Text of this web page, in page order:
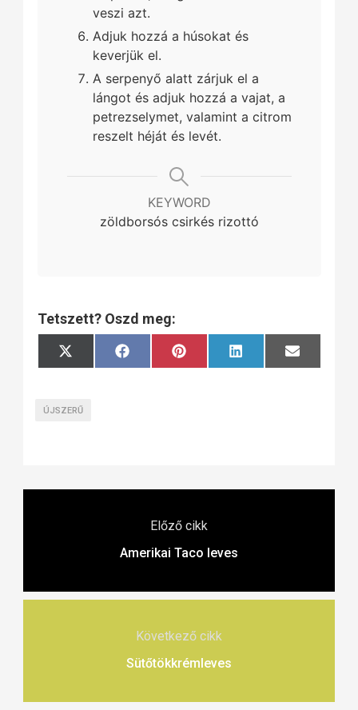
veszi azt.
Adjuk hozzá a húsokat és
keverjük el.
A serpenyő alatt zárjuk el a
lángot és adjuk hozzá a vajat, a
petrezselymet, valamint a citrom
reszelt héját és levét.
KEYWORD
zöldborsós csirkés rizottó
Tetszett? Oszd meg:
Share
on
X
(Twitter)
Share
on
Facebook Share
on
Pinterest
Share
on
LinkedIn
Share
on
Email
ÚJSZERŰ
Előző cikk
Amerikai Taco leves
Következő cikk
Sütőtökkrémleves